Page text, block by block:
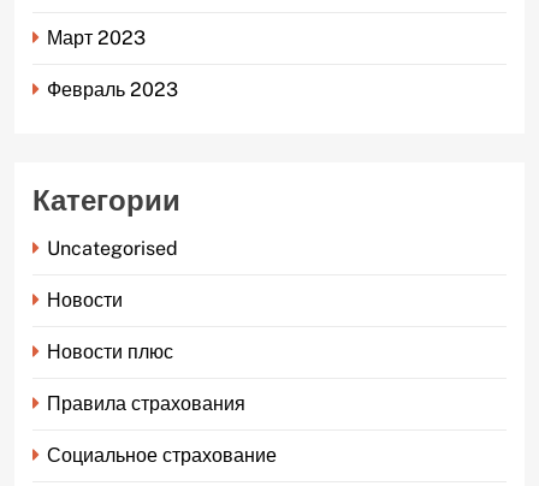
Март 2023
Февраль 2023
Категории
Uncategorised
Новости
Новости плюс
Правила страхования
Социальное страхование